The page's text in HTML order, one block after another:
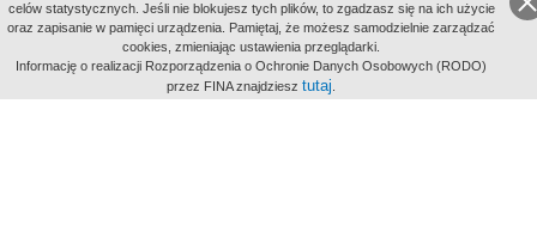
celów statystycznych. Jeśli nie blokujesz tych plików, to zgadzasz się na ich użycie
oraz zapisanie w pamięci urządzenia. Pamiętaj, że możesz samodzielnie zarządzać
cookies, zmieniając ustawienia przeglądarki.
Informację o realizacji Rozporządzenia o Ochronie Danych Osobowych (RODO)
przez FINA znajdziesz tutaj
Wydawcą Polskiego Słownika Biograficznego jest Instytut Historii PAN
Wydawcą Internetowego Polskiego Słownika Biograficznego jest Filmoteka
Narodowa - Instytut Audiowizualny
All Rights Reserved 2014-2026Filmoteka Narodowa - Instytut Audiowizualny